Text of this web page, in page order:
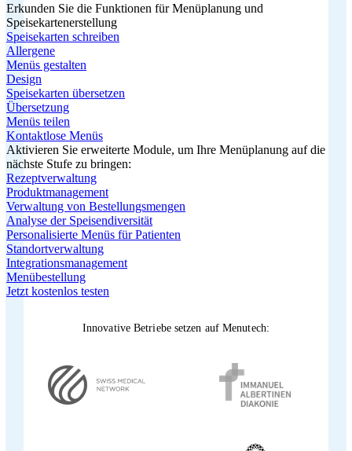
Erkunden Sie die Funktionen für Menüplanung und
Speisekartenerstellung
Speisekarten schreiben
Allergene
Menüs gestalten
Design
Speisekarten übersetzen
Übersetzung
Menüs teilen
Kontaktlose Menüs
Aktivieren Sie erweiterte Module, um Ihre Menüplanung auf die
nächste Stufe zu bringen:
Rezeptverwaltung
Produktmanagement
Verwaltung von Bestellungsmengen
Analyse der Speisendiversität
Personalisierte Menüs für Patienten
Standortverwaltung
Integrationsmanagement
Menübestellung
Jetzt kostenlos testen
Innovative Betriebe setzen auf Menutech: